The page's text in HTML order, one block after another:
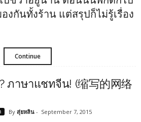
งกันทั้งร้าน แต่สรุปก็ไม่รู้เรื่อง
Continue
ภาษาแชทจีน! (缩写的网络
By สุ่ยหลิน - September 7, 2015